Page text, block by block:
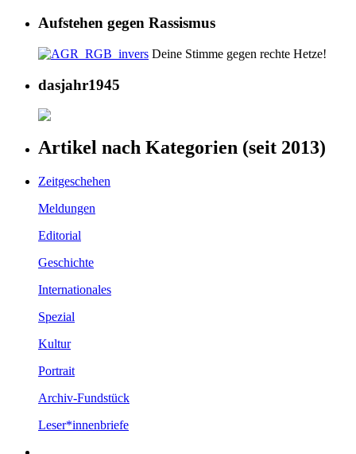
Aufstehen gegen Rassismus
Deine Stimme gegen rechte Hetze!
dasjahr1945
Artikel nach Kategorien (seit 2013)
Zeitgeschehen
Meldungen
Editorial
Geschichte
Internationales
Spezial
Kultur
Portrait
Archiv-Fundstück
Leser*innenbriefe